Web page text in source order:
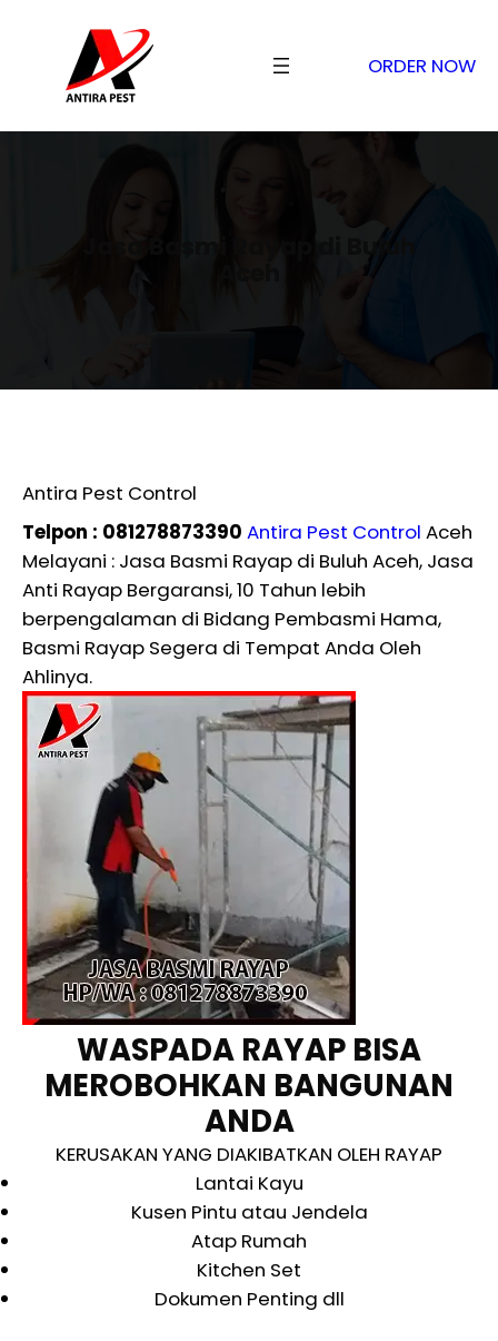
ORDER NOW
Antira Pest Control
Telpon : 081278873390 Antira Pest Control Aceh
Melayani : Jasa Basmi Rayap di Buluh Aceh, Jasa
Anti Rayap Bergaransi, 10 Tahun lebih
berpengalaman di Bidang Pembasmi Hama,
Basmi Rayap Segera di Tempat Anda Oleh
Ahlinya.
WASPADA RAYAP BISA
MEROBOHKAN BANGUNAN
ANDA
KERUSAKAN YANG DIAKIBATKAN OLEH RAYAP
Lantai Kayu
Kusen Pintu atau Jendela
Atap Rumah
Kitchen Set
Dokumen Penting dll